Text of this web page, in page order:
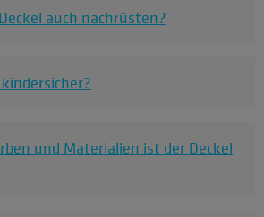
auch nachrüsten?
und Materialien ist der Deckel